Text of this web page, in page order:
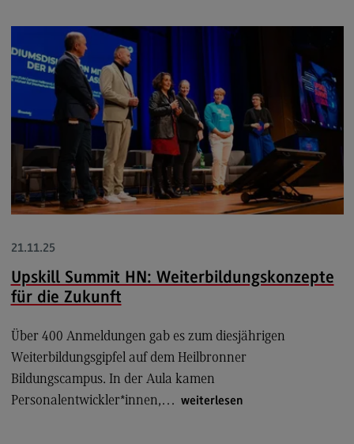
Supply Chain Management, Logistics, Production
Supply Chain Management, Logistics,
Production
Modulangebot
Berufsperspektiven
Kontakt
Transkulturelle Traumapädagogik
Transkulturelle Traumapädagogik
Modulangebot
Kontakt
Wirtschaftsinformatik
Wirtschaftsinformatik
Rahmenbedingungen
Modulangebot
21.11.25
Upskill Summit HN: Weiterbildungskonzepte
für die Zukunft
Über 400 Anmeldungen gab es zum diesjährigen
Weiterbildungsgipfel auf dem Heilbronner
Bildungscampus. In der Aula kamen
Personalentwickler*innen,… weiterlesen